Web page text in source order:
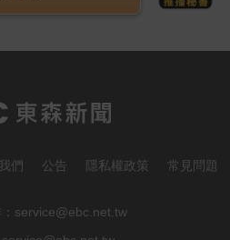
車門 Genesis GV90
福懋！致癌油風波
們 公告 隱私權政策 常見問題
service@ebc.net.tw